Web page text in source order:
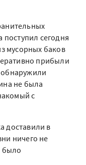
поступил сегодня
мусорных баков
прибыли
не была
с
доставили в
ничего не
было